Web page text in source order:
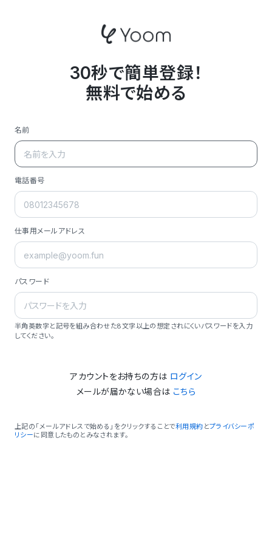
30秒で簡単登録！
無料で始める
名前
電話番号
仕事用メールアドレス
パスワード
半角英数字と記号を組み合わせた8文字以上の想定されにくいパスワードを入力
してください。
アカウントをお持ちの方は ログイン
メールが届かない場合は こちら
上記の「メールアドレスで始める」をクリックすることで利用規約 とプライバシーポ
リシーに同意したものとみなされます。